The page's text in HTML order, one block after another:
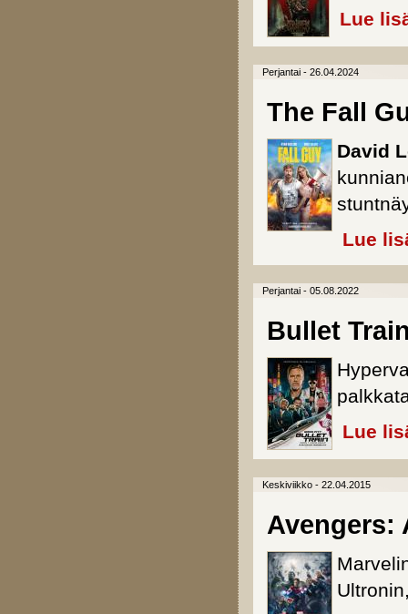
Lue
Perjantai - 26.04.2024
The Fall
David
Lue
Perjantai - 05.08.2022
Bullet
Lue
Keskiviikko - 22.04.2015
Avengers: